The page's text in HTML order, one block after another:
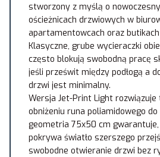
stworzony z myślą o
ościeżnicach drzwiowych w
apartamentowcach oraz
Klasyczne, grube wycieraczki
często blokują swobodną pracę
jeśli prześwit między podłogą a
drzwi jest minimalny.
Wersja Jet-Print Light rozwiązuje
obniżeniu runa poliamidowego
geometria 75x50 cm
pokrywa światło szerszego
swobodne otwieranie drzwi bez